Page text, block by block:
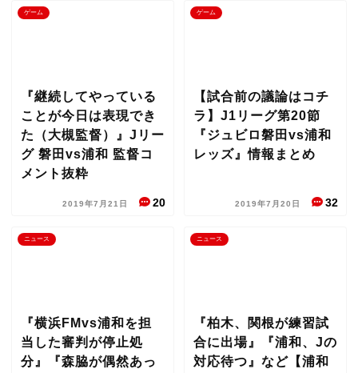
ゲーム
『継続してやっている
ことが今日は表現でき
た（大槻監督）』Jリー
グ 磐田vs浦和 監督コ
メント抜粋
2019年7月21日 20
ゲーム
【試合前の議論はコチ
ラ】J1リーグ第20節
『ジュビロ磐田vs浦和
レッズ』情報まとめ
2019年7月20日 32
ニュース
『横浜FMvs浦和を担
当した審判が停止処
分』『森脇が偶然あっ
ニュース
『柏木、関根が練習試
合に出場』『浦和、Jの
対応待つ』など【浦和